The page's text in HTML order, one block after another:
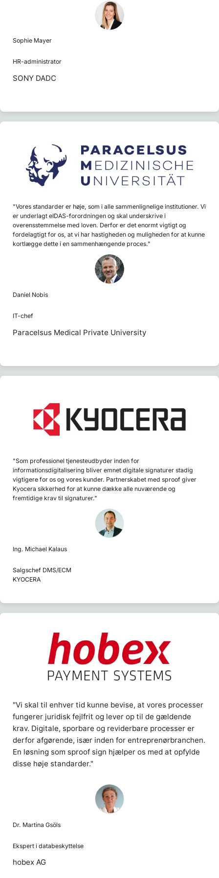
Sophie Mayer
HR-administrator
SONY DADC
"Vores standarder er høje, som i alle sammenlignelige institutioner. Vi
er underlagt eIDAS-forordningen og skal underskrive i
overensstemmelse med loven. Derfor er det enormt vigtigt og
fordelagtigt for os, at vi har hastigheden og muligheden for at kunne
kortlægge dette i en sammenhængende proces."
Daniel Nobis
IT-chef
Paracelsus Medical Private University
"Som professionel tjenesteudbyder inden for
informationsdigitalisering bliver emnet digitale signaturer stadig
vigtigere for os og vores kunder. Partnerskabet med sproof giver
Kyocera sikkerhed for at kunne dække alle nuværende og
fremtidige krav til signaturer."
Ing. Michael Kalaus
Salgschef DMS/ECM
KYOCERA
"Vi skal til enhver tid kunne bevise, at vores processer
fungerer juridisk fejlfrit og lever op til de gældende
krav. Digitale, sporbare og reviderbare processer er
derfor afgørende, især inden for entreprenørbranchen.
En løsning som sproof sign hjælper os med at opfylde
disse høje standarder."
Dr. Martina Gsöls
Ekspert i databeskyttelse
hobex AG